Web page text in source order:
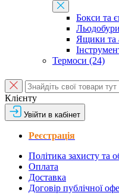
Бокси та
Ящики та
Термоси (24)
Клієнту
Увійти в кабінет
Реєстрація
Політика захисту та
Оплата
Доставка
Договір публічної